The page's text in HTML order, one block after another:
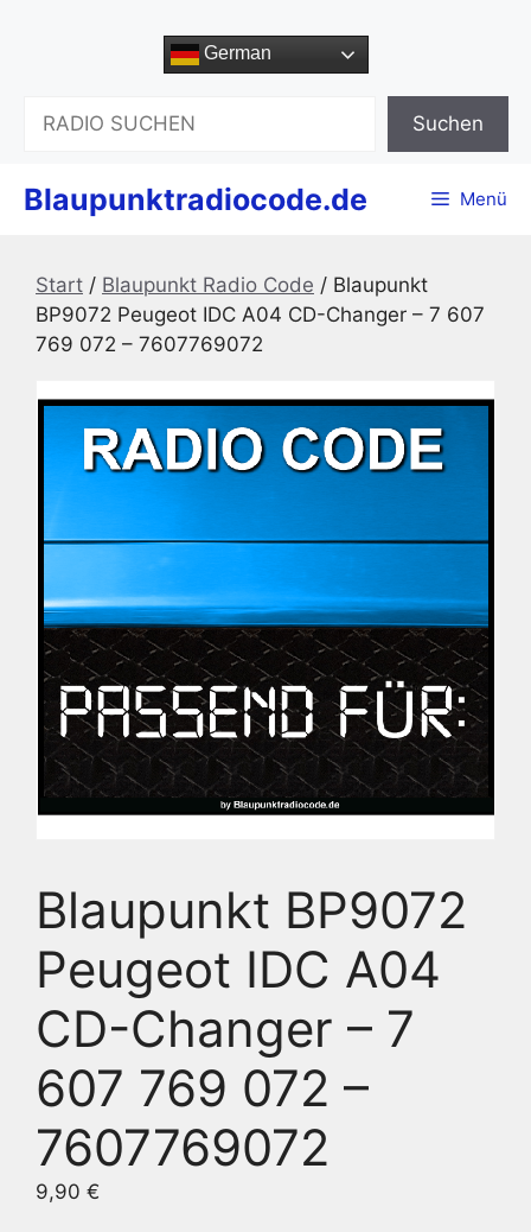
German
Suchen
Blaupunktradiocode.de Menü
Start / Blaupunkt Radio Code / Blaupunkt
BP9072 Peugeot IDC A04 CD-Changer – 7 607
769 072 – 7607769072
Blaupunkt BP9072
Peugeot IDC A04
CD-Changer – 7
607 769 072 –
7607769072
9,90 €